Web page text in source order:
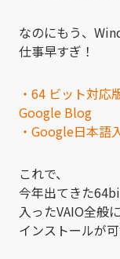
なのにもう、
仕事早すぎ！
・64 ビット対応
Google Blog
・Google日本語
これで、
今年出てきた
入ったVAIO全般
インストールが可